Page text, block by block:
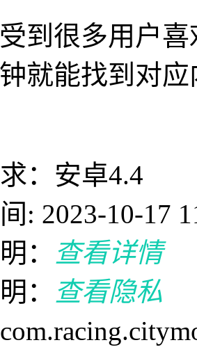
到很多用户
就能找到对应
：安卓4.4
: 2023-10-17
：
查看详情
：
查看隐私